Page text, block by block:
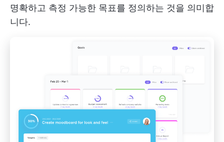
명확하고 측정 가능한 목표를 정의하는 것을 의미합
니다.